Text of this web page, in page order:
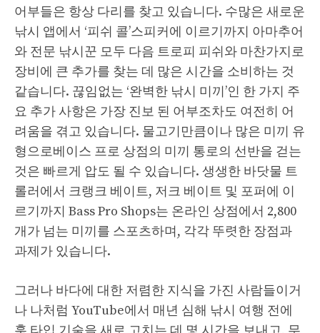
어부들은 항상 다리를 찾고 있습니다. 수많은 새로운
낚시 앱에서 ‘피쉬 콜’스피커에 이르기까지 아마추어
와 전문 낚시꾼 모두 다음 트로피 피쉬와 마찬가지로
장비에 큰 추가를 찾는 데 많은 시간을 소비하는 것
같습니다. 끊임없는 ‘완벽한 낚시 미끼’인 한 가지 주
요 추가 사항은 가장 진보 된 어부조차도 여전히 어
려움을 겪고 있습니다. 물고기만큼이나 많은 미끼 유
형으로베이스 프로 상점의 미끼 통로의 선반을 걷는
것은 빠르게 압도 될 수 있습니다. 생생한 바닷물 트
롤러에서 크랭크 베이트, 저크 베이트 및 포퍼에 이
르기까지 Bass Pro Shops는 온라인 상점에서 2,800
개가 넘는 미끼를 스포츠하며, 각각 뚜렷한 장점과
과제가 있습니다.
그러나 바다에 대한 저렴한 지식을 가진 사람들이거
나 나처럼 YouTube에서 매년 심해 낚시 여행 전에